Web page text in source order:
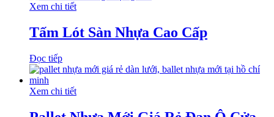
Xem chi tiết
Tấm Lót Sàn Nhựa Cao Cấp
Đọc tiếp
Xem chi tiết